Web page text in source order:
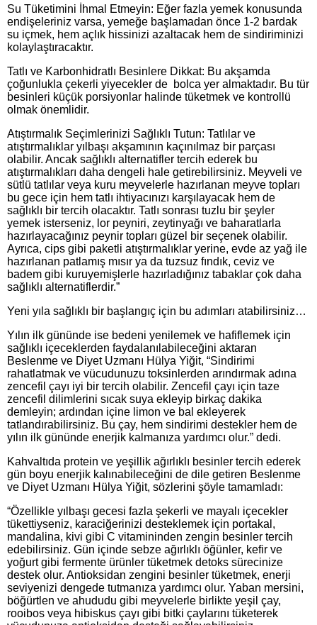
Su Tüketimini İhmal Etmeyin: Eğer fazla yemek konusunda
endişeleriniz varsa, yemeğe başlamadan önce 1-2 bardak
su içmek, hem açlık hissinizi azaltacak hem de sindiriminizi
kolaylaştıracaktır.
Tatlı ve Karbonhidratlı Besinlere Dikkat: Bu akşamda
çoğunlukla çekerli yiyecekler de bolca yer almaktadır. Bu tür
besinleri küçük porsiyonlar halinde tüketmek ve kontrollü
olmak önemlidir.
Atıştırmalık Seçimlerinizi Sağlıklı Tutun: Tatlılar ve
atıştırmalıklar yılbaşı akşamının kaçınılmaz bir parçası
olabilir. Ancak sağlıklı alternatifler tercih ederek bu
atıştırmalıkları daha dengeli hale getirebilirsiniz. Meyveli ve
sütlü tatlılar veya kuru meyvelerle hazırlanan meyve topları
bu gece için hem tatlı ihtiyacınızı karşılayacak hem de
sağlıklı bir tercih olacaktır. Tatlı sonrası tuzlu bir şeyler
yemek isterseniz, lor peyniri, zeytinyağı ve baharatlarla
hazırlayacağınız peynir topları güzel bir seçenek olabilir.
Ayrıca, cips gibi paketli atıştırmalıklar yerine, evde az yağ ile
hazırlanan patlamış mısır ya da tuzsuz fındık, ceviz ve
badem gibi kuruyemişlerle hazırladığınız tabaklar çok daha
sağlıklı alternatiflerdir.”
Yeni yıla sağlıklı bir başlangıç için bu adımları atabilirsiniz…
Yılın ilk gününde ise bedeni yenilemek ve hafiflemek için
sağlıklı içeceklerden faydalanılabileceğini aktaran
Beslenme ve Diyet Uzmanı Hülya Yiğit, “Sindirimi
rahatlatmak ve vücudunuzu toksinlerden arındırmak adına
zencefil çayı iyi bir tercih olabilir. Zencefil çayı için taze
zencefil dilimlerini sıcak suya ekleyip birkaç dakika
demleyin; ardından içine limon ve bal ekleyerek
tatlandırabilirsiniz. Bu çay, hem sindirimi destekler hem de
yılın ilk gününde enerjik kalmanıza yardımcı olur.” dedi.
Kahvaltıda protein ve yeşillik ağırlıklı besinler tercih ederek
gün boyu enerjik kalınabileceğini de dile getiren Beslenme
ve Diyet Uzmanı Hülya Yiğit, sözlerini şöyle tamamladı:
“Özellikle yılbaşı gecesi fazla şekerli ve mayalı içecekler
tükettiyseniz, karaciğerinizi desteklemek için portakal,
mandalina, kivi gibi C vitamininden zengin besinler tercih
edebilirsiniz. Gün içinde sebze ağırlıklı öğünler, kefir ve
yoğurt gibi fermente ürünler tüketmek detoks sürecinize
destek olur. Antioksidan zengini besinler tüketmek, enerji
seviyenizi dengede tutmanıza yardımcı olur. Yaban mersini,
böğürtlen ve ahududu gibi meyvelerle birlikte yeşil çay,
rooibos veya hibiskus çayı gibi bitki çaylarını tüketerek